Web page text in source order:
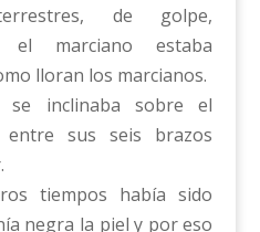
de golpe,
el marciano estaba
lloran los marcianos.
se inclinaba sobre el
sus seis brazos
tiempos había sido
negra la piel y por eso